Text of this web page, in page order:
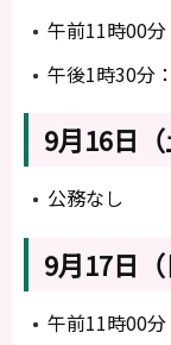
午前11時00分
午後1時30分
9月16日（
公務なし
9月17日（
午前11時00分